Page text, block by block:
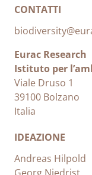
CONTATTI
Eurac Research
Istituto per
Viale Druso 1
39100 Bolzano
Italia
IDEAZIONE
Andreas Hilpold